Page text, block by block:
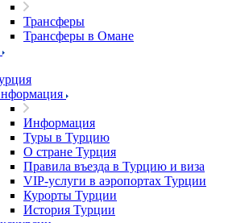
Трансферы
Трансферы в Омане
Информация
Туры в Турцию
О стране Турция
Правила въезда в Турцию и виза
VIP-услуги в аэропортах Турции
Курорты Турции
История Турции